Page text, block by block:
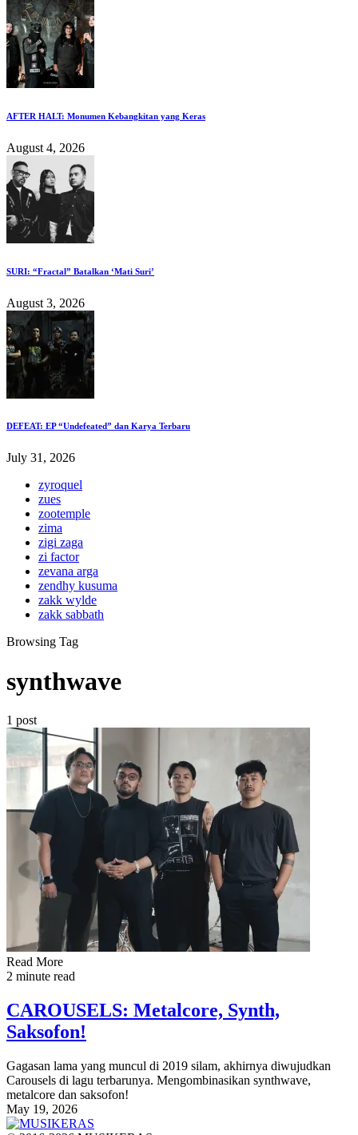
AFTER HALT: Monumen Kebangkitan yang Keras
August 4, 2026
SURI: “Fractal” Batalkan ‘Mati Suri’
August 3, 2026
DEFEAT: EP “Undefeated” dan Karya Terbaru
July 31, 2026
zyroquel
zues
zootemple
zima
zigi zaga
zi factor
zevana arga
zendhy kusuma
zakk wylde
zakk sabbath
Browsing Tag
synthwave
1 post
Read More
2 minute read
CAROUSELS: Metalcore, Synth,
Saksofon!
Gagasan lama yang muncul di 2019 silam, akhirnya diwujudkan
Carousels di lagu terbarunya. Mengombinasikan synthwave,
metalcore dan saksofon!
May 19, 2026